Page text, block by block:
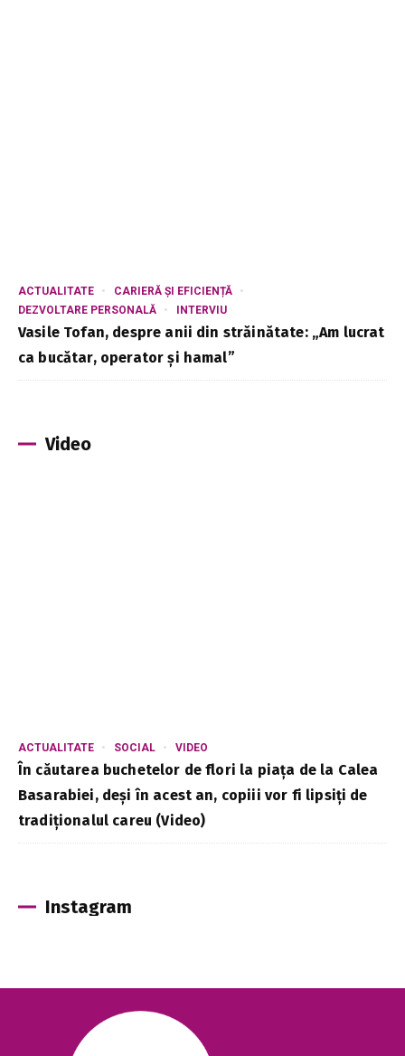
ACTUALITATE
CARIERĂ ȘI EFICIENȚĂ
DEZVOLTARE PERSONALĂ
INTERVIU
Vasile Tofan, despre anii din străinătate: „Am lucrat
ca bucătar, operator și hamal”
Video
ACTUALITATE SOCIAL VIDEO
În căutarea buchetelor de flori la piața de la Calea
Basarabiei, deși în acest an, copiii vor fi lipsiți de
tradiționalul careu (Video)
Instagram